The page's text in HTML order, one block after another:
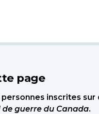
page
inscrites
guerre du Canada.